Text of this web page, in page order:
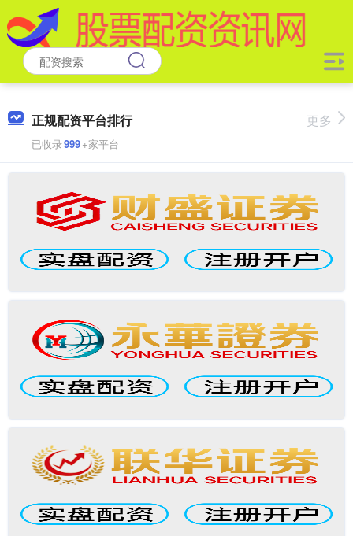
正规配资平台排行
已收录999+家平台
更多